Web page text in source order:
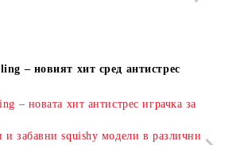
– новият хит сред антистрес
– новата хит антистрес играчка за
и забавни squishy модели в различни